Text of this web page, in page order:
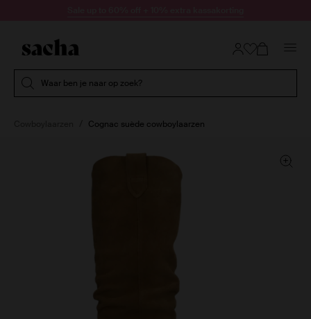
Waar ben je naar op zoek?
Cognac suède cowboylaarzen